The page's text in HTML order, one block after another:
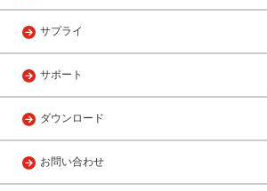
サプライ
サポート
ダウンロード
お問い合わせ